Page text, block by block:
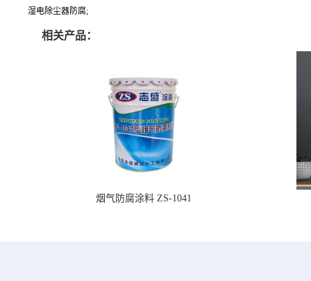
湿电除尘器防腐;
相关产品：
烟气防腐涂料 ZS-1041